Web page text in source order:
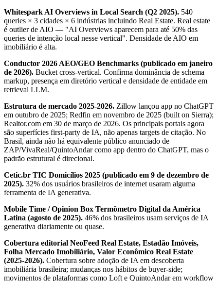
Whitespark AI Overviews in Local Search (Q2 2025). 540
queries × 3 cidades × 6 indústrias incluindo Real Estate. Real estate
é outlier de AIO — "AI Overviews aparecem para até 50% das
queries de intenção local nesse vertical". Densidade de AIO em
imobiliário é alta.
Conductor 2026 AEO/GEO Benchmarks (publicado em janeiro
de 2026). Bucket cross-vertical. Confirma dominância de schema
markup, presença em diretório vertical e densidade de entidade em
retrieval LLM.
Estrutura de mercado 2025-2026. Zillow lançou app no ChatGPT
em outubro de 2025; Redfin em novembro de 2025 (built on Sierra);
Realtor.com em 30 de março de 2026. Os principais portais agora
são superfícies first-party de IA, não apenas targets de citação. No
Brasil, ainda não há equivalente público anunciado de
ZAP/VivaReal/QuintoAndar como app dentro do ChatGPT, mas o
padrão estrutural é direcional.
Cetic.br TIC Domicílios 2025 (publicado em 9 de dezembro de
2025). 32% dos usuários brasileiros de internet usaram alguma
ferramenta de IA generativa.
Mobile Time / Opinion Box Termômetro Digital da América
Latina (agosto de 2025). 46% dos brasileiros usam serviços de IA
generativa diariamente ou quase.
Cobertura editorial NeoFeed Real Estate, Estadão Imóveis,
Folha Mercado Imobiliário, Valor Econômico Real Estate
(2025-2026). Cobertura sobre adoção de IA em descoberta
imobiliária brasileira; mudanças nos hábitos de buyer-side;
movimentos de plataformas como Loft e QuintoAndar em workflow